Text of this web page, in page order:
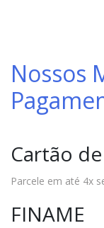
Nossos
Cartão
Parcele em até 4x
FINAME